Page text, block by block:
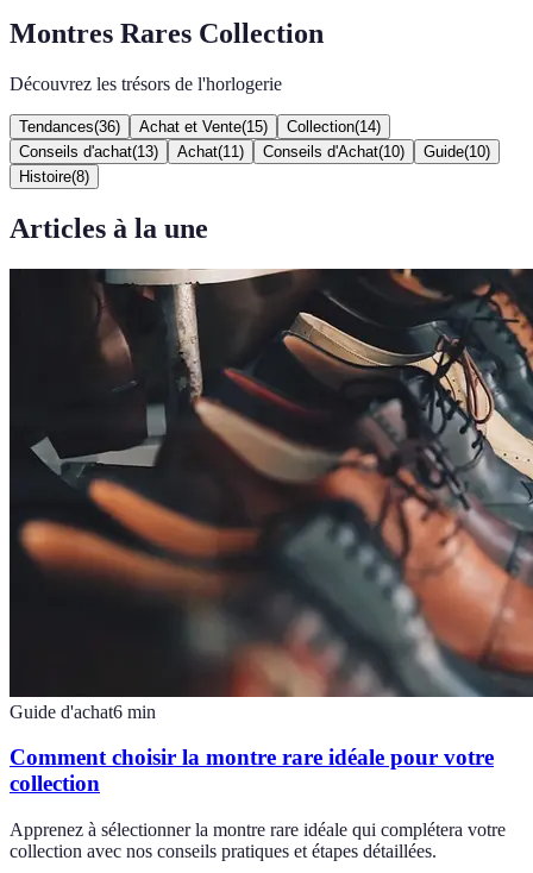
Montres Rares Collection
Découvrez les trésors de l'horlogerie
Tendances(36) Achat et Vente(15) Collection(14)
Conseils d'achat(13) Achat(11 ) Conseils d'Achat(10) Guide(10)
Histoire(8)
Articles à la une
Guide d'achat6 min
Comment choisir la montre rare idéale pour votre
collection
Apprenez à sélectionner la montre rare idéale qui complétera votre
collection avec nos conseils pratiques et étapes détaillées.